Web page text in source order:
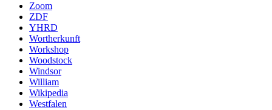
Zoom
ZDF
YHRD
Wortherkunft
Workshop
Woodstock
Windsor
William
Wikipedia
Westfalen